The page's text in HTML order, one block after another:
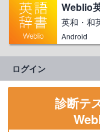
Weblio
英和・和
Android
ログイン
診断テ